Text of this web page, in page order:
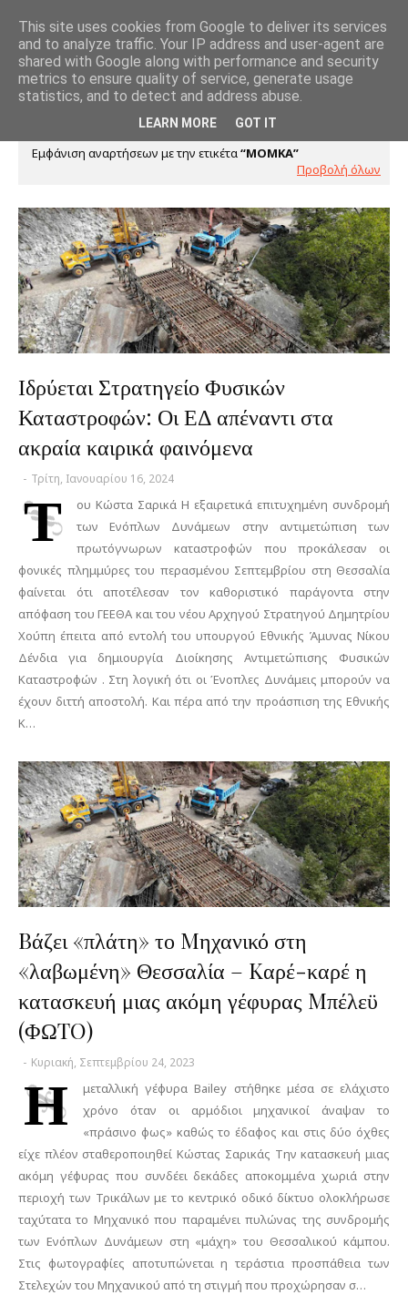
Εμφάνιση αναρτήσεων με την ετικέτα ΜΟΜΚΑ
Προβολή όλων
Ιδρύεται Στρατηγείο Φυσικών
Καταστροφών: Οι ΕΔ απέναντι στα
ακραία καιρικά φαινόμενα
- Τρίτη, Ιανουαρίου 16, 2024
Τ
ου Κώστα Σαρικά Η εξαιρετικά επιτυχημένη συνδρομή
των Ενόπλων Δυνάμεων στην αντιμετώπιση των
πρωτόγνωρων καταστροφών που προκάλεσαν οι
φονικές πλημμύρες του περασμένου Σεπτεμβρίου στη Θεσσαλία
φαίνεται ότι αποτέλεσαν τον καθοριστικό παράγοντα στην
απόφαση του ΓΕΕΘΑ και του νέου Αρχηγού Στρατηγού Δημητρίου
Χούπη έπειτα από εντολή του υπουργού Εθνικής Άμυνας Νίκου
Δένδια για δημιουργία Διοίκησης Αντιμετώπισης Φυσικών
Καταστροφών . Στη λογική ότι οι Ένοπλες Δυνάμεις μπορούν να
έχουν διττή αποστολή. Και πέρα από την προάσπιση της Εθνικής
Κ…
Bάζει «πλάτη» το Mηχανικό στη
«λαβωμένη» Θεσσαλία – Kαρέ-καρέ η
κατασκευή μιας ακόμη γέφυρας Mπέλεϋ
(ΦΩTO)
- Κυριακή, Σεπτεμβρίου 24, 2023
Η
μεταλλική γέφυρα Bailey στήθηκε μέσα σε ελάχιστο
χρόνο όταν οι αρμόδιοι μηχανικοί άναψαν το
«πράσινο φως» καθώς το έδαφος και στις δύο όχθες
είχε πλέον σταθεροποιηθεί Κώστας Σαρικάς Την κατασκευή μιας
ακόμη γέφυρας που συνδέει δεκάδες αποκομμένα χωριά στην
περιοχή των Τρικάλων με το κεντρικό οδικό δίκτυο ολοκλήρωσε
ταχύτατα το Μηχανικό που παραμένει πυλώνας της συνδρομής
των Ενόπλων Δυνάμεων στη «μάχη» του Θεσσαλικού κάμπου.
Στις φωτογραφίες αποτυπώνεται η τεράστια προσπάθεια των
Στελεχών του Μηχανικού από τη στιγμή που προχώρησαν σ…
This site uses cookies from Google to deliver its services
and to analyze traffic. Your IP address and user-agent are
shared with Google along with performance and security
metrics to ensure quality of service, generate usage
statistics, and to detect and address abuse.
LEARN MORE GOT IT